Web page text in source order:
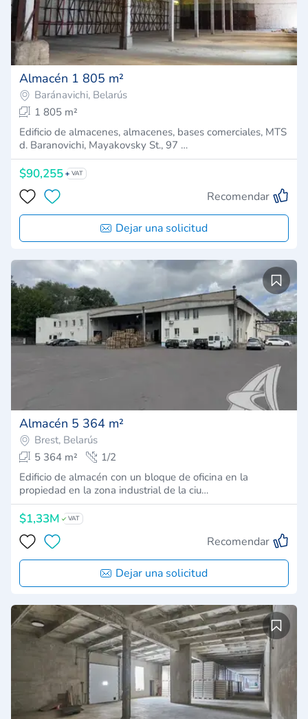
Almacén 1 805 m²
Baránavichi, Belarús
1 805 m²
Edificio de almacenes, almacenes, bases comerciales, MTS
d. Baranovichi, Mayakovsky St., 97 …
$90,255 VAT
Recomendar
Dejar una solicitud
Almacén 5 364 m²
Brest, Belarús
5 364 m²
1/2
Edificio de almacén con un bloque de oficina en la
propiedad en la zona industrial de la ciu…
$1,33M VAT
Recomendar
Dejar una solicitud